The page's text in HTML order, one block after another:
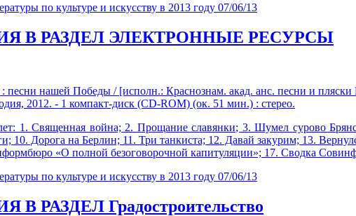
по культуре и искусству в 2013 году 07/06/13
В РАЗДЕЛ ЭЛЕКТРОННЫЕ РЕСУРСЫ
песни нашей Победы / [исполн.: Краснознам. акад. анс. песни и
2012. - 1 компакт-диск (CD-ROM) (ок. 51 мин.) : стерео.
1. Священная война; 2. Прощание славянки; 3. Шумел сурово
10. Дорога на Берлин; 11. Три танкиста; 12. Давай закурим; 13.
«О полной безоговорочной капитуляции»; 17. Сводка
по культуре и искусству в 2013 году 07/06/13
Градостроительство